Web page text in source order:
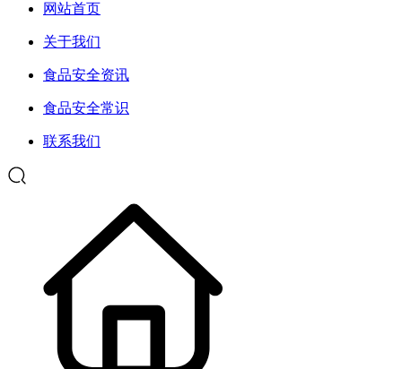
网站首页
关于我们
食品安全资讯
食品安全常识
联系我们